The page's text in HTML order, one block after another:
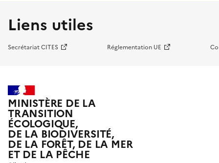
Liens utiles
Secrétariat CITES Réglementation UE
MINISTÈRE DE LA
TRANSITION
ÉCOLOGIQUE,
DE LA BIODIVERSITÉ,
DE LA FORÊT, DE LA MER
ET DE LA PÊCHE